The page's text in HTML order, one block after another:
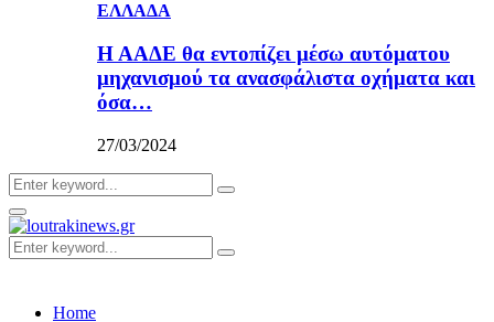
ΕΛΛΑΔΑ
Η ΑΑΔΕ θα εντοπίζει μέσω αυτόματου
μηχανισμού τα ανασφάλιστα οχήματα και
όσα…
27/03/2024
Search
for:
Search
Primary
Menu
Search
for:
Search
Home